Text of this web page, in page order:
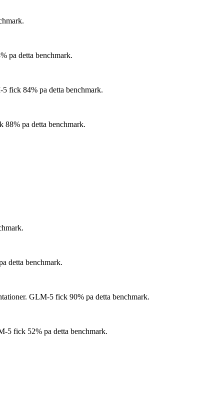
pa detta benchmark.
fick 84% pa detta benchmark.
88% pa detta benchmark.
detta benchmark.
GLM-5 fick 90% pa detta benchmark.
5 fick 52% pa detta benchmark.